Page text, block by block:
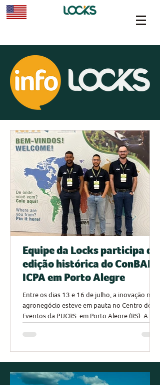
Equipe da Locks participa de
edição histórica do ConBAP e
ICPA em Porto Alegre
Entre os dias 13 e 16 de julho, a inovação no
agronegócio esteve em pauta no Centro de
Eventos da PUCRS, em Porto Alegre (RS). A
Internacional de Agricultura de Precisão (ICPA)
Eduardo Pereira (Unidade Dourado) e Raquiles